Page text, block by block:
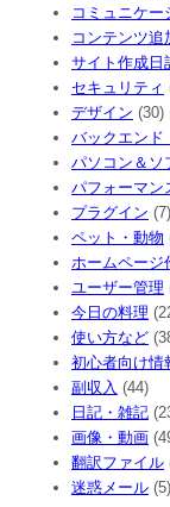
コミュニケー
コンテンツ追
サイト作成日
セキュリティ
デザイン (30)
バックエンド
パソコン＆ソ
パフォーマン
プラグイン (7)
ペット・動物
ホームページ
ユーザー管理
今日の料理
使い方など
初心者向け情
副収入 (44)
日記・雑記
画像・動画
翻訳ファイル
迷惑メール (5)